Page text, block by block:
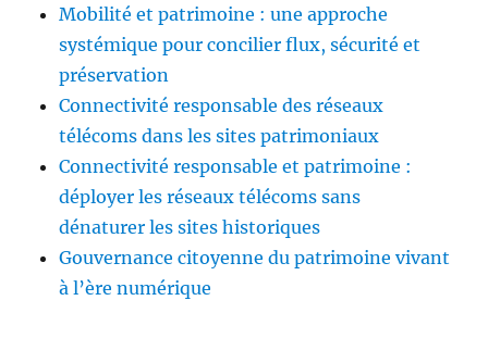
Mobilité et patrimoine : une approche
systémique pour concilier flux, sécurité et
préservation
Connectivité responsable des réseaux
télécoms dans les sites patrimoniaux
Connectivité responsable et patrimoine :
déployer les réseaux télécoms sans
dénaturer les sites historiques
Gouvernance citoyenne du patrimoine vivant
à l’ère numérique